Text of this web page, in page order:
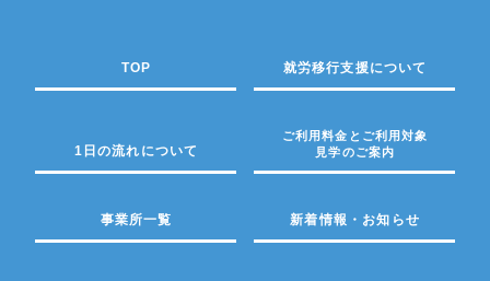
TOP 就労移行支援について
1日の流れについて
ご利用料金とご利用対象
見学のご案内
事業所一覧 新着情報・お知らせ